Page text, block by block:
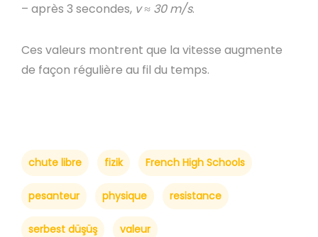
– après 3 secondes, v ≈ 30 m/s.
Ces valeurs montrent que la vitesse augmente
de façon régulière au fil du temps.
chute libre fizik French High Schools
pesanteur physique resistance
serbest düşüş valeur